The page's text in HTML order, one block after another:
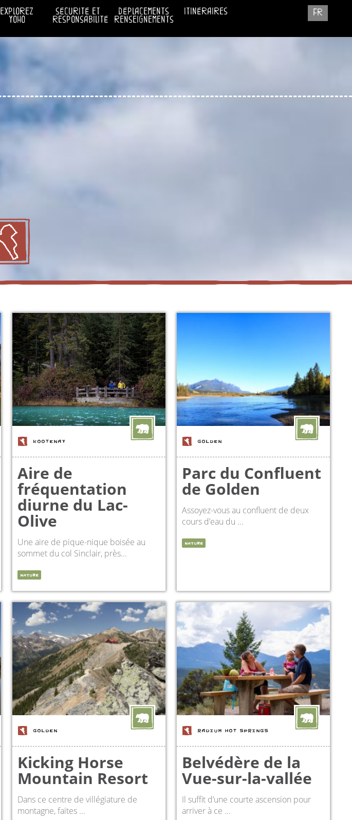
explorez
yoho
sécurité et
responsabilité
déplacements
renseignements
itinéraires fr
KOOTENAY
Aire de
fréquentation
diurne du Lac-
Olive
Une aire de pique-nique boisée au
sommet du col Sinclair, près...
NATURE
GOLDEN
Parc du Confluent
de Golden
Assoyez-vous au confluent de deux
cours d’eau du ...
NATURE
GOLDEN
Kicking Horse
Mountain Resort
Dans ce centre de villégiature de
montagne, faites ...
RADIUM HOT SPRINGS
Belvédère de la
Vue-sur-la-vallée
Il suffit d’une courte ascension pour
arriver à ce ...